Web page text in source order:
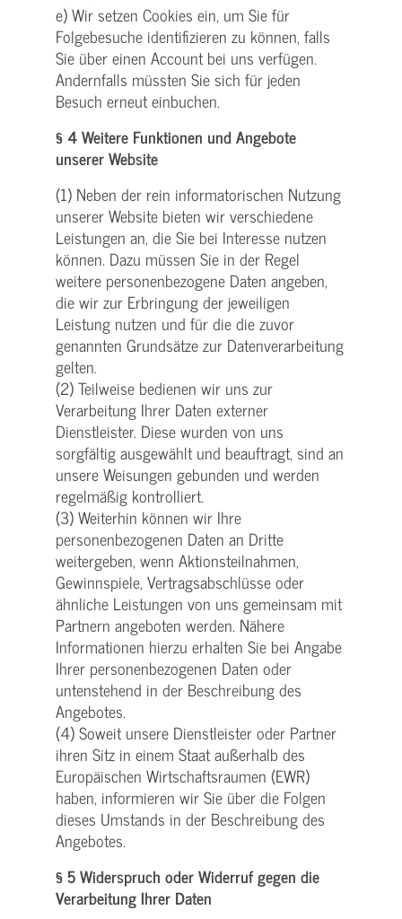
e) Wir setzen Cookies ein, um Sie für
Folgebesuche identifizieren zu können, falls
Sie über einen Account bei uns verfügen.
Andernfalls müssten Sie sich für jeden
Besuch erneut einbuchen.
§ 4 Weitere Funktionen und Angebote
unserer Website
(1) Neben der rein informatorischen Nutzung
unserer Website bieten wir verschiedene
Leistungen an, die Sie bei Interesse nutzen
können. Dazu müssen Sie in der Regel
weitere personenbezogene Daten angeben,
die wir zur Erbringung der jeweiligen
Leistung nutzen und für die die zuvor
genannten Grundsätze zur Datenverarbeitung
gelten.
(2) Teilweise bedienen wir uns zur
Verarbeitung Ihrer Daten externer
Dienstleister. Diese wurden von uns
sorgfältig ausgewählt und beauftragt, sind an
unsere Weisungen gebunden und werden
regelmäßig kontrolliert.
(3) Weiterhin können wir Ihre
personenbezogenen Daten an Dritte
weitergeben, wenn Aktionsteilnahmen,
Gewinnspiele, Vertragsabschlüsse oder
ähnliche Leistungen von uns gemeinsam mit
Partnern angeboten werden. Nähere
Informationen hierzu erhalten Sie bei Angabe
Ihrer personenbezogenen Daten oder
untenstehend in der Beschreibung des
Angebotes.
(4) Soweit unsere Dienstleister oder Partner
ihren Sitz in einem Staat außerhalb des
Europäischen Wirtschaftsraumen (EWR)
haben, informieren wir Sie über die Folgen
dieses Umstands in der Beschreibung des
Angebotes.
§ 5 Widerspruch oder Widerruf gegen die
Verarbeitung Ihrer Daten